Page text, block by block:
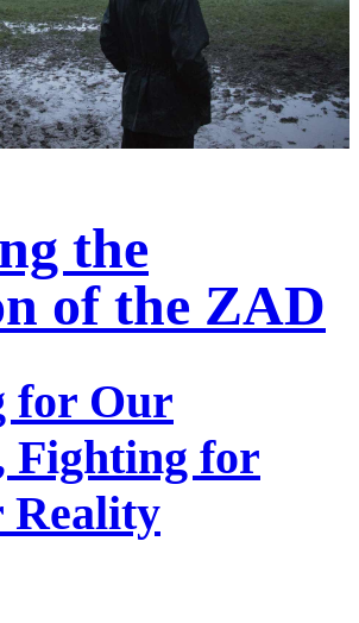
the
of the ZAD
for Our
Fighting for
Reality